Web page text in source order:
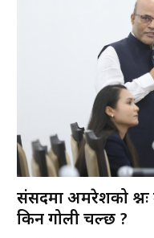
संसदमा अमरेशको
किन गोली चल्छ ?